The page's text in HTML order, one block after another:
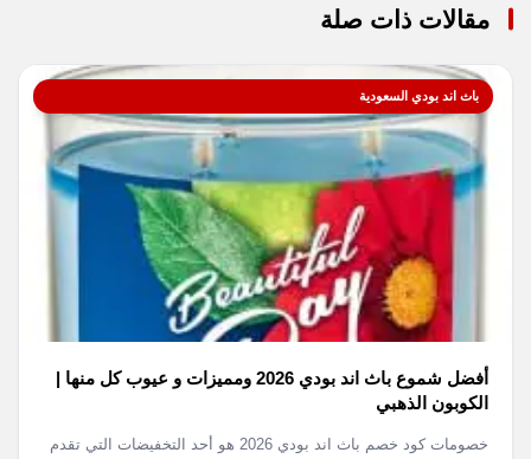
مقالات ذات صلة
باث اند بودي السعودية
أفضل شموع باث اند بودي 2026 ومميزات و عيوب كل منها |
الكوبون الذهبي
خصومات كود خصم باث اند بودي 2026 هو أحد التخفيضات التي تقدم